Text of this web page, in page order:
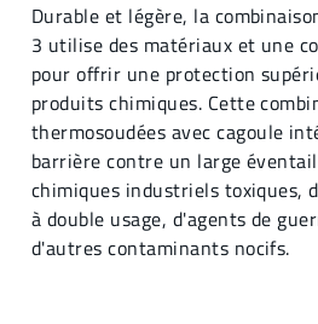
Durable et légère, la
3 utilise des matériaux et une
pour offrir une protection
produits chimiques. Cette
thermosoudées avec cagoule
barrière contre un large
chimiques industriels toxiques,
à double usage, d'agents de
d'autres contaminants nocifs.